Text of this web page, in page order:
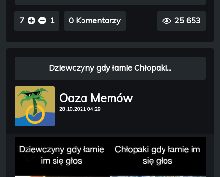
7 1 0 Komentarzy 25 653
Oaza Memów
28.10.2021 04:29
Dziewczyny gdy łamie Chłopaki...